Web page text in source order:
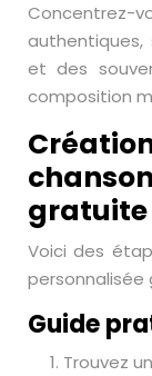
authentiques,
et des
composition
gratuite
Voici des
personnalisée
Guide
Trouvez